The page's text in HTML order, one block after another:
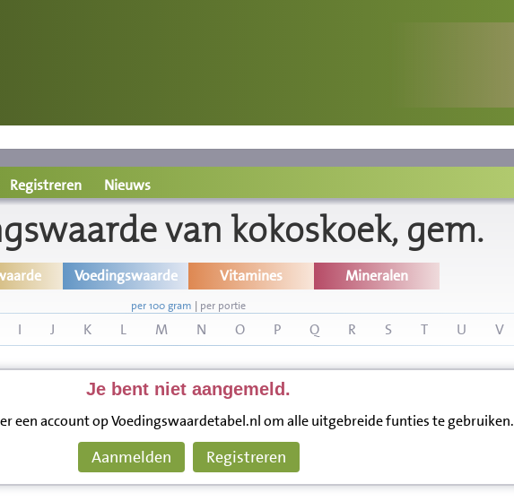
Registreren Nieuws
van kokoskoek, gem.
Voedingswaarde Vitamines Mineralen
per 100 gram | per portie
I J K L M N O P Q R S T U V
Je bent niet aangemeld.
een account op Voedingswaardetabel.nl om alle uitgebreide funties te gebruiken.
Aanmelden Registreren